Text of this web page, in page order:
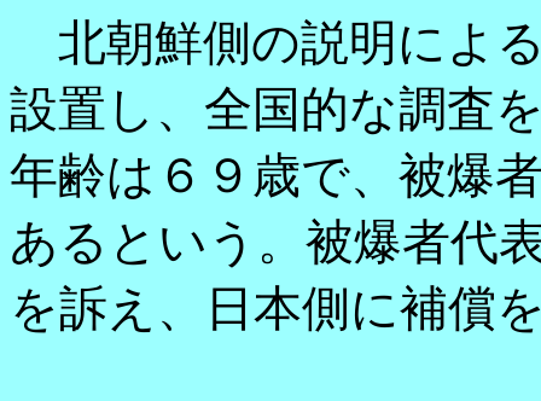
北朝鮮側の説明によ
設置し、全国的な調査
年齢は６９歳で、被爆
あるという。被爆者代
を訴え、日本側に補償